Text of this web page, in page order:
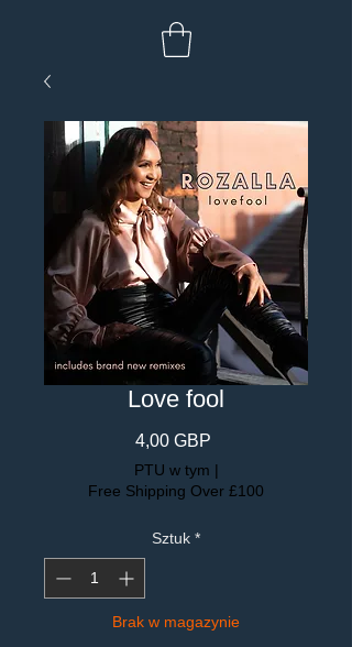
Love fool
4,00 GBP
PTU w tym |
Free Shipping Over £100
Sztuk *
Brak w magazynie